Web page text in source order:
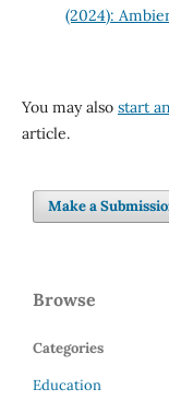
(2024):
You may also start
article.
Make a
Browse
Categories
Education